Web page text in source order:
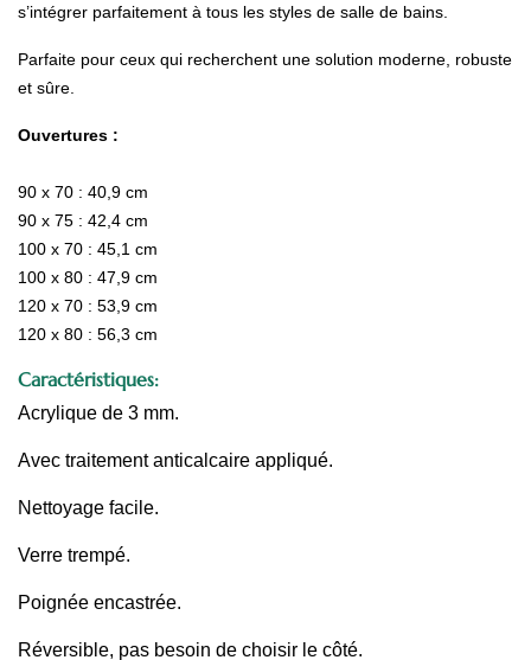
s’intégrer parfaitement à tous les styles de salle de bains.
Parfaite pour ceux qui recherchent une solution moderne, robuste
et sûre.
Ouvertures :
90 x 70 : 40,9 cm
90 x 75 : 42,4 cm
100 x 70 : 45,1 cm
100 x 80 : 47,9 cm
120 x 70 : 53,9 cm
120 x 80 : 56,3 cm
Caractéristiques:
Acrylique de 3 mm.
Avec traitement anticalcaire appliqué.
Nettoyage facile.
Verre trempé.
Poignée encastrée.
Réversible, pas besoin de choisir le côté.